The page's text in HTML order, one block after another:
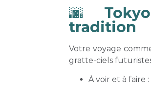
🌆
tradition
Votre voyage
gratte-ciels
À voir et à faire